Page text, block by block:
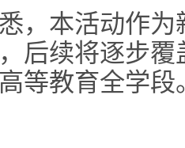
动作为新
后续将逐步
等教育全学段